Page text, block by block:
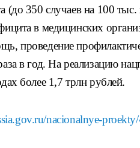
(до 350 случаев на 100
в медицинских
проведение
в год. На реализацию
более 1,7 трлн рублей.
nacionalnye-